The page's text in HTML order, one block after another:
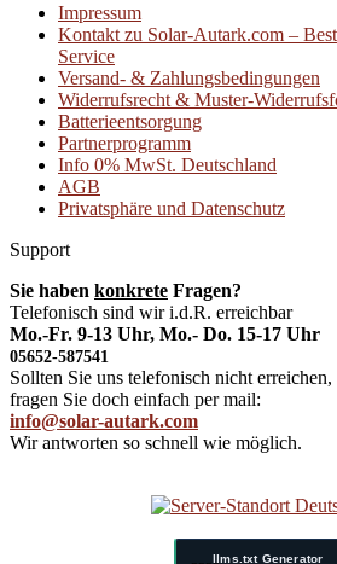
Impressum
Kontakt zu Solar-Autark.com –
Service
Versand- & Zahlungsbedingungen
Widerrufsrecht & Muster-
Batterieentsorgung
Partnerprogramm
Info 0% MwSt. Deutschland
AGB
Privatsphäre und Datenschutz
Support
Sie haben konkrete Fragen?
Telefonisch sind wir i.d.R. erreichbar
Mo.-Fr. 9-13 Uhr, Mo.- Do. 15-17 Uhr
05652-587541
Sollten Sie uns telefonisch nicht erreichen,
fragen Sie doch einfach per mail:
info@solar-autark.com
Wir antworten so schnell wie möglich.
llms.txt Generator